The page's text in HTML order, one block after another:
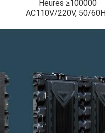
Heures ≥100000
AC110V/220V, 50/